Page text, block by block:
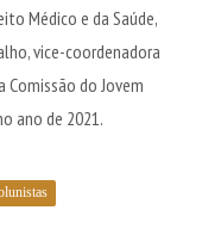
Médico e da Saúde,
vice-coordenadora
Comissão do Jovem
ano de 2021.